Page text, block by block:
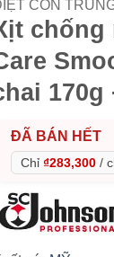
CÔN
chống
170g
ĐÃ BÁN HẾT
Chỉ ₫283,300 /